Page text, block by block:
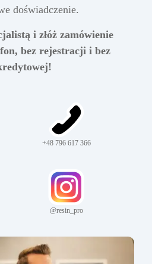
doświadczenie.
i złóż zamówienie
bez rejestracji i bez
+48 796 617 366
@resin_pro